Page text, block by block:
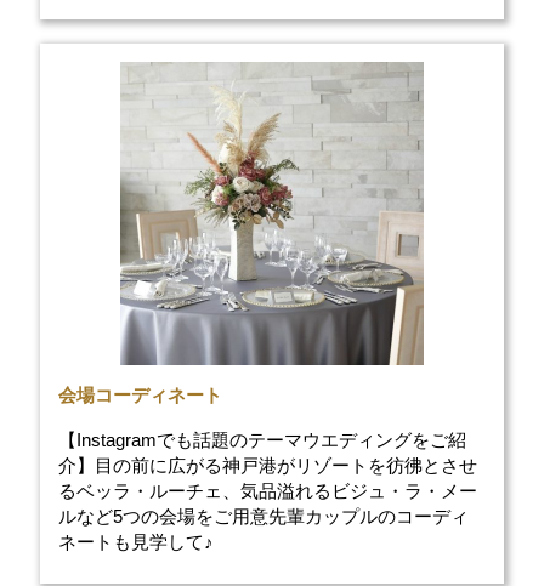
会場コーディネート
【Instagramでも話題のテーマウエディングをご紹
介】目の前に広がる神戸港がリゾートを彷彿とさせ
るベッラ・ルーチェ、気品溢れるビジュ・ラ・メー
ルなど5つの会場をご用意先輩カップルのコーディ
ネートも見学して♪